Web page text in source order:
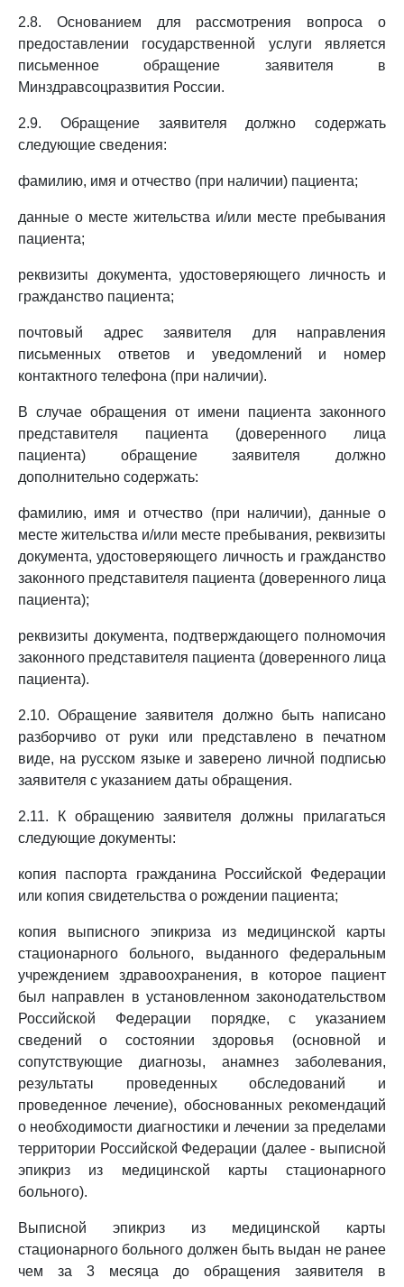
2.8. Основанием для рассмотрения вопроса о
предоставлении государственной услуги является
письменное обращение заявителя в
Минздравсоцразвития России.
2.9. Обращение заявителя должно содержать
следующие сведения:
фамилию, имя и отчество (при наличии) пациента;
данные о месте жительства и/или месте пребывания
пациента;
реквизиты документа, удостоверяющего личность и
гражданство пациента;
почтовый адрес заявителя для направления
письменных ответов и уведомлений и номер
контактного телефона (при наличии).
В случае обращения от имени пациента законного
представителя пациента (доверенного лица
пациента) обращение заявителя должно
дополнительно содержать:
фамилию, имя и отчество (при наличии), данные о
месте жительства и/или месте пребывания, реквизиты
документа, удостоверяющего личность и гражданство
законного представителя пациента (доверенного лица
пациента);
реквизиты документа, подтверждающего полномочия
законного представителя пациента (доверенного лица
пациента).
2.10. Обращение заявителя должно быть написано
разборчиво от руки или представлено в печатном
виде, на русском языке и заверено личной подписью
заявителя с указанием даты обращения.
2.11. К обращению заявителя должны прилагаться
следующие документы:
копия паспорта гражданина Российской Федерации
или копия свидетельства о рождении пациента;
копия выписного эпикриза из медицинской карты
стационарного больного, выданного федеральным
учреждением здравоохранения, в которое пациент
был направлен в установленном законодательством
Российской Федерации порядке, с указанием
сведений о состоянии здоровья (основной и
сопутствующие диагнозы, анамнез заболевания,
результаты проведенных обследований и
проведенное лечение), обоснованных рекомендаций
о необходимости диагностики и лечении за пределами
территории Российской Федерации (далее - выписной
эпикриз из медицинской карты стационарного
больного).
Выписной эпикриз из медицинской карты
стационарного больного должен быть выдан не ранее
чем за 3 месяца до обращения заявителя в